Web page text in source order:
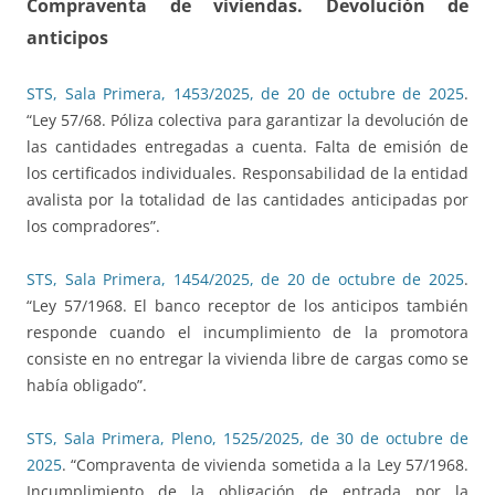
Compraventa de viviendas. Devolución de
anticipos
STS, Sala Primera, 1453/2025, de 20 de octubre de 2025.
“Ley 57/68. Póliza colectiva para garantizar la devolución de
las cantidades entregadas a cuenta. Falta de emisión de
los certificados individuales. Responsabilidad de la entidad
avalista por la totalidad de las cantidades anticipadas por
los compradores”.
STS, Sala Primera, 1454/2025, de 20 de octubre de 2025.
“Ley 57/1968. El banco receptor de los anticipos también
responde cuando el incumplimiento de la promotora
consiste en no entregar la vivienda libre de cargas como se
había obligado”.
STS, Sala Primera, Pleno, 1525/2025, de 30 de octubre de
2025. “Compraventa de vivienda sometida a la Ley 57/1968.